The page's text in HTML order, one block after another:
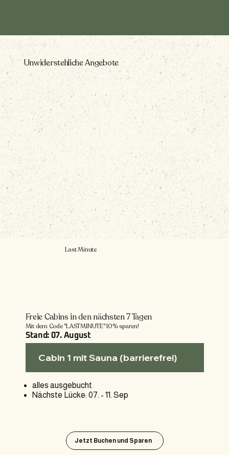
BOOK NOW ANGEBOTE
Last Minute
Freie Cabins in den nächsten 7 Tagen
Mit dem Code "LASTMINUTE" 10% sparen!
Stand: 07. August
Cabin 1 mit Sauna (barrierefrei)
alles ausgebucht
Nächste Lücke: 07. - 11. Sep
Jetzt Buchen und Sparen
Unwiderstehliche Angebote